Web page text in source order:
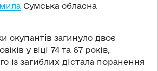
Сумська обласна
окупантів загинуло двоє
у віці 74 та 67 років,
із загиблих дістала поранення